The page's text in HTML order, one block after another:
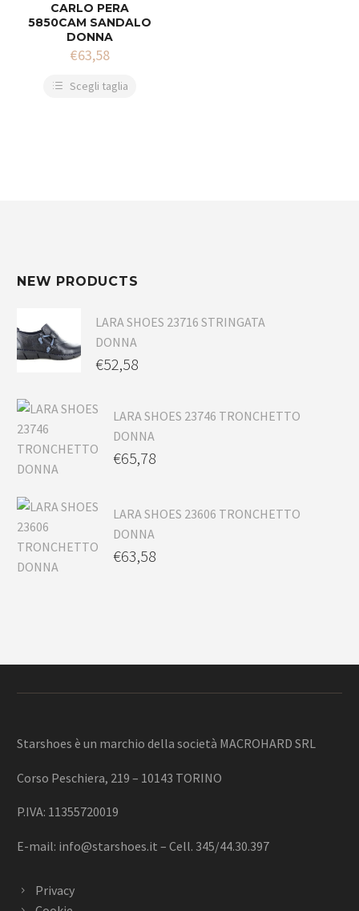
CARLO PERA
5850CAM SANDALO
DONNA
€63,58
Scegli taglia
NEW PRODUCTS
LARA SHOES 23716 STRINGATA
DONNA
€52,58
LARA SHOES 23746 TRONCHETTO
DONNA
€65,78
LARA SHOES 23606 TRONCHETTO
DONNA
€63,58
Starshoes è un marchio della società MACROHARD SRL
Corso Peschiera, 219 – 10143 TORINO
P.IVA: 11355720019
E-mail: info@starshoes.it – Cell. 345/44.30.397
Privacy